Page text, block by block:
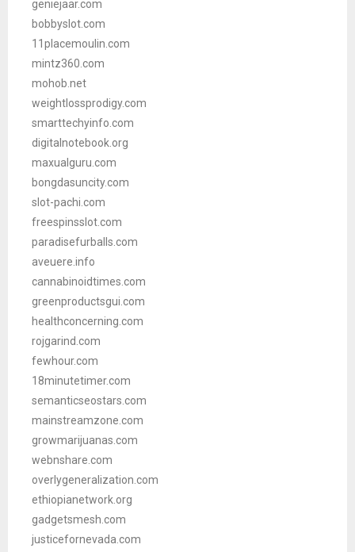
geniejaar.com
bobbyslot.com
11placemoulin.com
mintz360.com
mohob.net
weightlossprodigy.com
smarttechyinfo.com
digitalnotebook.org
maxualguru.com
bongdasuncity.com
slot-pachi.com
freespinsslot.com
paradisefurballs.com
aveuere.info
cannabinoidtimes.com
greenproductsgui.com
healthconcerning.com
rojgarind.com
fewhour.com
18minutetimer.com
semanticseostars.com
mainstreamzone.com
growmarijuanas.com
webnshare.com
overlygeneralization.com
ethiopianetwork.org
gadgetsmesh.com
justicefornevada.com